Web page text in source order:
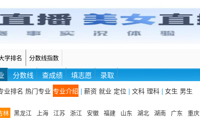
学排名 分数线指数
分数线 查成绩 填志愿 录取
业排名 热门专业 专业介绍 | 薪资 就业 定位 | 文科 理科 | 女生 男生
林 黑龙江 上海 江苏 浙江 安徽 福建 山东 湖北 湖南 广东 重庆